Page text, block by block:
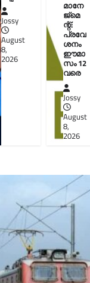
Jossy
August
8,
2026
മാനേ
ജ്മെ
ന്റ്:
പ്രവേ
ശനം
ഈമാ
സം 12
വരെ
Jossy
August
8,
2026